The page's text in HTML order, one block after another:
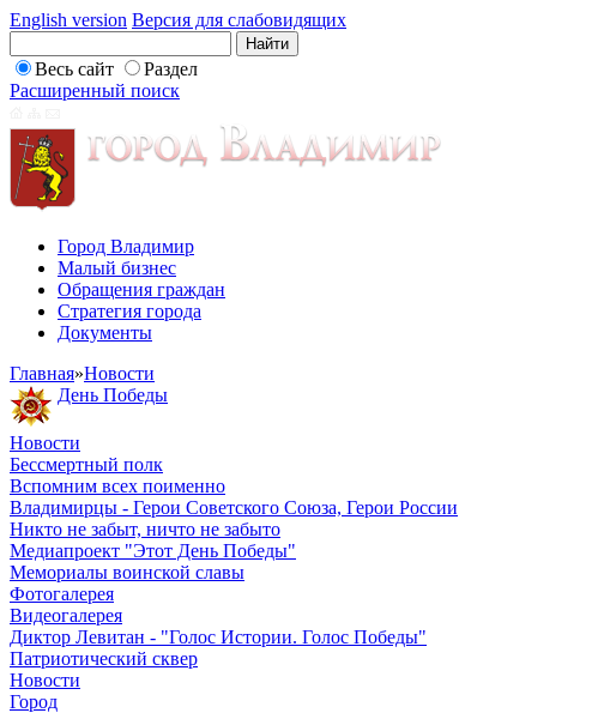
English version Версия для слабовидящих
Весь сайт
Раздел
Расширенный поиск
Город Владимир
Малый бизнес
Обращения граждан
Стратегия города
Документы
Главная»Новости
День Победы
Новости
Бессмертный полк
Вспомним всех поименно
Владимирцы - Герои Советского Союза, Герои России
Никто не забыт, ничто не забыто
Медиапроект "Этот День Победы"
Мемориалы воинской славы
Фотогалерея
Видеогалерея
Диктор Левитан - "Голос Истории. Голос Победы"
Патриотический сквер
Новости
Город